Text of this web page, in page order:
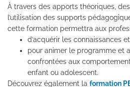
À travers des apports théoriques,
l’utilisation des supports
cette formation permettra aux
d’acquérir les connaissances
pour animer le programme et
confrontées aux
enfant ou adolescent.
Découvrez également la formation